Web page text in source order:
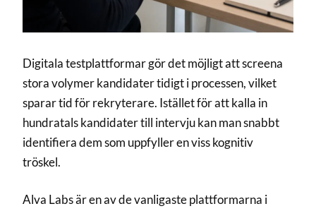
Digitala testplattformar gör det möjligt att screena
stora volymer kandidater tidigt i processen, vilket
sparar tid för rekryterare. Istället för att kalla in
hundratals kandidater till intervju kan man snabbt
identifiera dem som uppfyller en viss kognitiv
tröskel.
Alva Labs är en av de vanligaste plattformarna i